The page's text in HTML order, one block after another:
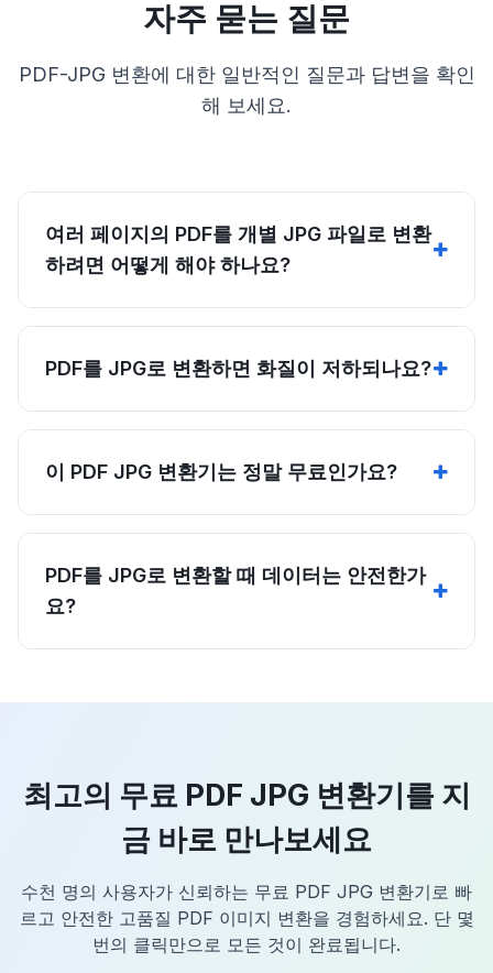
자주 묻는 질문
PDF-JPG 변환에 대한 일반적인 질문과 답변을 확인
해 보세요.
여러 페이지의 PDF를 개별 JPG 파일로 변환
하려면 어떻게 해야 하나요?
PDF를 JPG로 변환하면 화질이 저하되나요?
이 PDF JPG 변환기는 정말 무료인가요?
PDF를 JPG로 변환할 때 데이터는 안전한가
요?
최고의 무료 PDF JPG 변환기를 지
금 바로 만나보세요
수천 명의 사용자가 신뢰하는 무료 PDF JPG 변환기로 빠
르고 안전한 고품질 PDF 이미지 변환을 경험하세요. 단 몇
번의 클릭만으로 모든 것이 완료됩니다.